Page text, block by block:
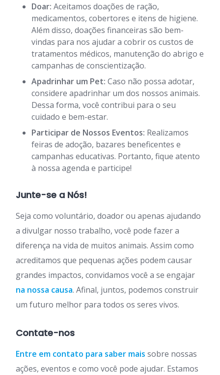
Doar: Aceitamos doações de ração,
medicamentos, cobertores e itens de higiene.
Além disso, doações financeiras são bem-
vindas para nos ajudar a cobrir os custos de
tratamentos médicos, manutenção do abrigo e
campanhas de conscientização.
Apadrinhar um Pet: Caso não possa adotar,
considere apadrinhar um dos nossos animais.
Dessa forma, você contribui para o seu
cuidado e bem-estar.
Participar de Nossos Eventos: Realizamos
feiras de adoção, bazares beneficentes e
campanhas educativas. Portanto, fique atento
à nossa agenda e participe!
Junte-se a Nós!
Seja como voluntário, doador ou apenas ajudando
a divulgar nosso trabalho, você pode fazer a
diferença na vida de muitos animais. Assim como
acreditamos que pequenas ações podem causar
grandes impactos, convidamos você a se engajar
na nossa causa. Afinal, juntos, podemos construir
um futuro melhor para todos os seres vivos.
Contate-nos
Entre em contato para saber mais sobre nossas
ações, eventos e como você pode ajudar. Estamos